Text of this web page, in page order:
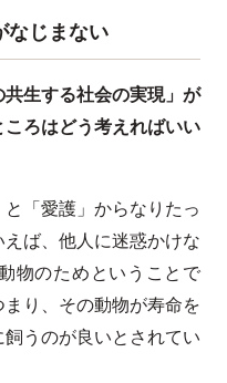
なじまない
生する社会の実現」が
ろはどう考えればいい
「愛護」からなりたっ
ば、他人に迷惑かけな
物のためということで
り、その動物が寿命を
うのが良いとされてい